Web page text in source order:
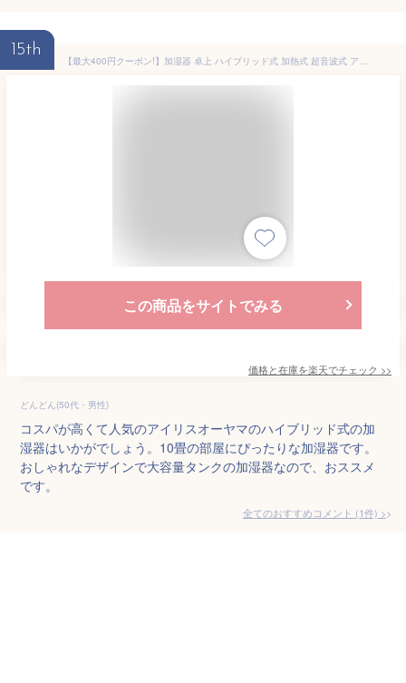
15th
【最大400円クーポン!】加湿器 卓上 ハイブリッド式 加熱式 超音波式 アロマ おしゃれ 木目調 静音 パワフル加湿 大容量 4.5L 12h連続運転 10畳 節電モード 省エネ Ag抗菌 清潔 切タイマー リモコン付 乾燥 冬 アイリスオーヤマ HDK-35 *
この商品をサイトでみる
価格と在庫を楽天でチェック >>
どんどん(50代・男性)
コスパが高くて人気のアイリスオーヤマのハイブリッド式の加
湿器はいかがでしょう。10畳の部屋にぴったりな加湿器です。
おしゃれなデザインで大容量タンクの加湿器なので、おススメ
です。
全てのおすすめコメント (1件) >